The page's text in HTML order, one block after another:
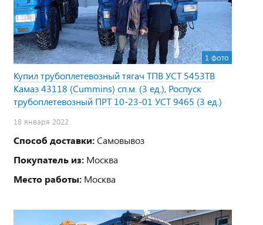
1 фото
Купил трубоплетевозный тягач ТПВ УСТ 5453TB
Камаз 43118 (Cummins) сп.м. (3 ед.), Роспуск
трубоплетевозный ПРТ 10-23-01 УСТ 9465 (3 ед.)
18 января 2022
Способ доставки:Самовывоз
Покупатель из: Москва
Место работы: Москва